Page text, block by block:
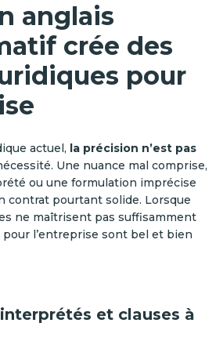
anglais
crée des
pour
actuel, la précision n’est pas
Une nuance mal comprise,
ou une formulation imprécise
contrat pourtant solide. Lorsque
ne maîtrisent pas suffisamment
pour l’entreprise sont bel et bien
et clauses à